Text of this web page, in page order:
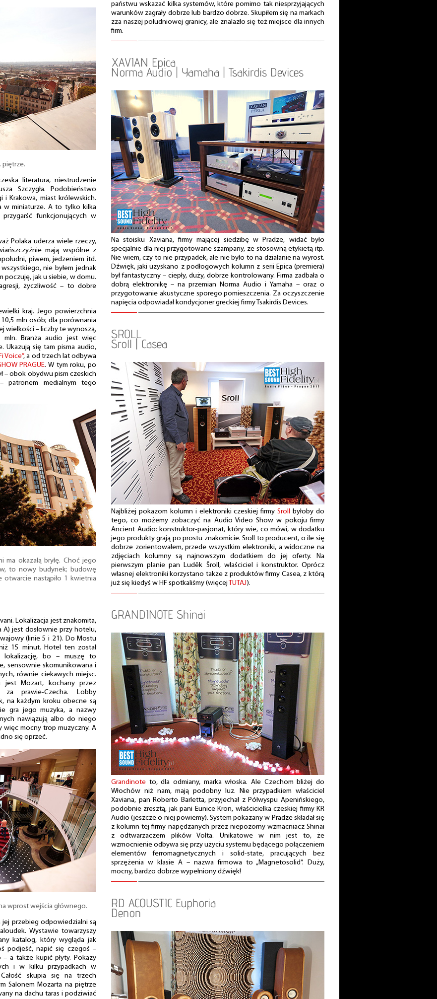
piętrze.
literatura, niestrudzenie
Szczygła. Podobieństwo
i Krakowa, miast królewskich.
w miniaturze. A to tylko kilka
przygarść funkcjonujących w
Polaka uderza wiele rzeczy,
mają wspólne z
piwem, jedzeniem itd.
nie byłem jednak
poczuję, jak u siebie, w domu.
życzliwość – to dobre
kraj. Jego powierzchnia
mln osób; dla porównania
wielkości – liczby te wynoszą,
Branża audio jest więc
Ukazują się tam pisma audio,
Voice”, a od trzech lat odbywa
PRAGUE. W tym roku, po
– obok obydwu pism czeskich
patronem medialnym tego
okazałą bryłę. Choć jego
to nowy budynek; budowę
nastąpiło 1 kwietnia
Lokalizacja jest znakomita,
jest dosłownie przy hotelu,
(linie 5 i 21). Do Mostu
15 minut. Hotel ten został
bo – muszę to
sensownie skomunikowana i
równie ciekawych miejsc.
Mozart, kochany przez
prawie-Czecha. Lobby
na każdym kroku obecne są
gra jego muzyka, a nazwy
nawiązują albo do niego
więc mocny trop muzyczny. A
się oprzeć.
wprost wejścia głównego.
jej przebieg odpowiedzialni są
Wystawie towarzyszy
katalog, który wygląda jak
podjeść, napić się czegoś –
a także kupić płyty. Pokazy
i w kilku przypadkach w
skupia się na trzech
Salonem Mozarta na piętrze
na dachu taras i podziwiać
państwu wskazać kilka systemów, które pomimo tak niesprzyjających
warunków zagrały dobrze lub bardzo dobrze. Skupiłem się na markach
zza naszej południowej granicy, ale znalazło się też miejsce dla innych
firm.
XAVIAN Epica
Norma Audio | Yamaha | Tsakirdis Devices
Na stoisku Xaviana, firmy mającej siedzibę w Pradze, widać było
specjalnie dla niej przygotowane szampany, ze stosowną etykietą itp.
Nie wiem, czy to nie przypadek, ale nie było to na działanie na wyrost.
Dźwięk, jaki uzyskano z podłogowych kolumn z serii Epica (premiera)
był fantastyczny – ciepły, duży, dobrze kontrolowany. Firma zadbała o
dobrą elektronikę – na przemian Norma Audio i Yamaha – oraz o
przygotowanie akustyczne sporego pomieszczenia. Za oczyszczenie
napięcia odpowiadał kondycjoner greckiej firmy Tsakirdis Devices.
SROLL
Sroll | Casea
Najbliżej pokazom kolumn i elektroniki czeskiej firmySroll byłoby do
tego, co możemy zobaczyć na Audio Video Show w pokoju firmy
Ancient Audio: konstruktor-pasjonat, który wie, co mówi, w dodatku
jego produkty grają po prostu znakomicie. Sroll to producent, o ile się
dobrze zorientowałem, przede wszystkim elektroniki, a widoczne na
zdjęciach kolumny są najnowszym dodatkiem do jej oferty. Na
pierwszym planie pan Luděk Šroll, właściciel i konstruktor. Oprócz
własnej elektroniki korzystano także z produktów firmy Casea, z którą
już się kiedyś w HF spotkaliśmy (więcej TUTAJ).
GRANDINOTE Shinai
Grandinote to, dla odmiany, marka włoska. Ale Czechom bliżej do
Włochów niż nam, mają podobny luz. Nie przypadkiem właściciel
Xaviana, pan Roberto Barletta, przyjechał z Półwyspu Apenińskiego,
podobnie zresztą, jak pani Eunice Kron, właścicielka czeskiej firmy KR
Audio (jeszcze o niej powiemy). System pokazany w Pradze składał się
z kolumn tej firmy napędzanych przez niepozorny wzmacniacz Shinai
z odtwarzaczem plików Volta. Unikatowe w nim jest to, że
wzmocnienie odbywa się przy użyciu systemu będącego połączeniem
elementów ferromagnetycznych i solid-state, pracujących bez
sprzężenia w klasie A – nazwa firmowa to „Magnetosolid”. Duży,
mocny, bardzo dobrze wypełniony dźwięk!
RD ACOUSTIC Euphoria
Denon